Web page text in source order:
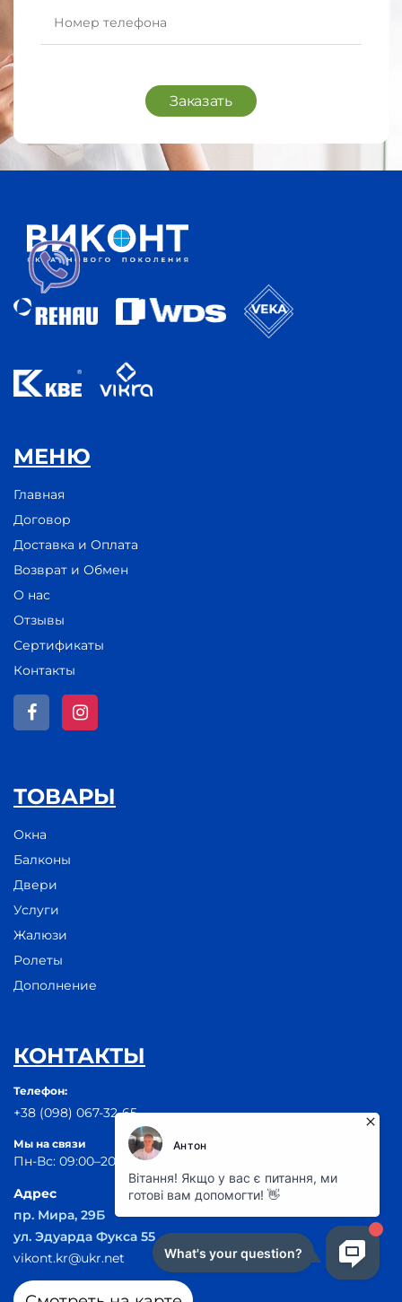
Заказать
МЕНЮ
Главная
Договор
Доставка и Оплата
Возврат и Обмен
О нас
Отзывы
Сертификаты
Контакты
ТОВАРЫ
Окна
Балконы
Двери
Услуги
Жалюзи
Ролеты
Дополнение
КОНТАКТЫ
Телефон:
+38 (098) 067-32-65
Мы на связи
Пн-Вс: 09:00–20:00
Адрес
пр. Мира, 29Б
ул. Эдуарда Фукса 55
vikont.kr@ukr.net